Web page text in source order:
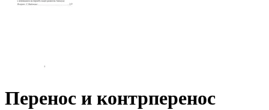
Перенос и контрперенос